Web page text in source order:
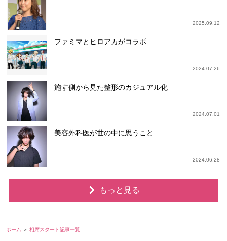
2025.09.12
ファミマとヒロアカがコラボ
2024.07.26
施す側から見た整形のカジュアル化
2024.07.01
美容外科医が世の中に思うこと
2024.06.28
もっと見る
ホーム 相席スタート記事一覧